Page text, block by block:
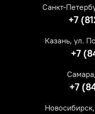
Санкт-
+7
Казань, ул.
+7
+7